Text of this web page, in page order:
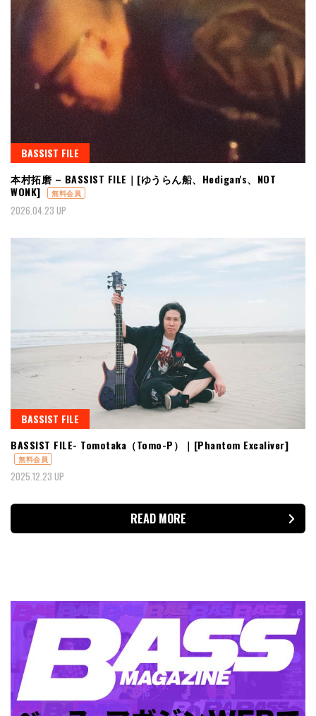
BASSIST FILE
本村拓磨 – BASSIST FILE｜[ゆうらん船、Hedigan's、NOT
WONK]
無料会員
2026.04.23 UP
BASSIST FILE
BASSIST FILE- Tomotaka（Tomo-P）｜[Phantom Excaliver]
無料会員
2025.12.23 UP
READ MORE